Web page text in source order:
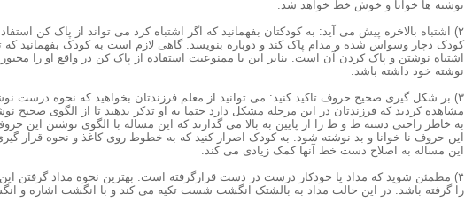
نوشته ها خوانا و خوش خط خواهد شد.
۲) اشتباه بالاخره پیش می آید: به کودکتان بفهمانید که اگر اشتباه کرد می تواند از پاک کن
کودک دچار وسواس شده و مدام پاک کند و دوباره بنویسد. گاهی لازم است به کودک بفهمانید که
اشتباه نوشتن و پاک کردن آن است. بنابر این با ممنوعیت استفاده از پاک کن در واقع او را
نوشته خود داشته باشد.
۳) بر شکل گیری صحیح حروف تاکید کنید: می توانید از معلم فرزندتان بخواهید که نحوه درست
مشاهده کردید که فرزندتان در این مرحله مشکل دارد حتما به او تذکر بدهید تا از الگوی صحیح
به خاطر راحتی دسته ط و ظ را از پایین به بالا می گذارند که این مساله با الگوی نوشتن
این حروف نا خوانا و بد نوشته شود. به کودک اصرار کنید که به خطوط روی کاغذ و نحوه قرار
این مساله به اصلاح دست خط آنها کمک زیادی می کند.
را گرفته باشد. در این حالت مداد به بالشتک انگشت شست تکیه می کند و با انگشت اشاره و